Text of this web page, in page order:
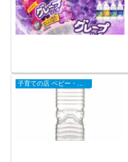
子育ての店 ベビー・キッズ